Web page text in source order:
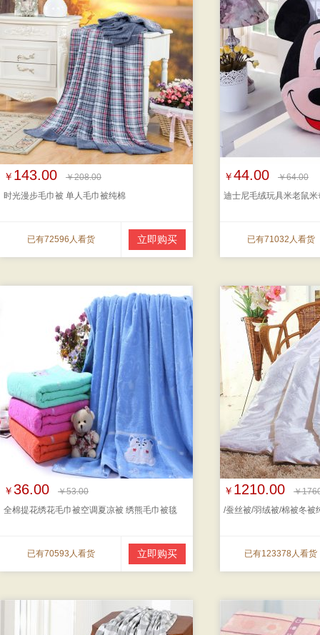
￥ 143.00
￥208.00
时光漫步毛巾被 单人毛巾被纯棉
已有72596人看货 立即购买
￥44.00
￥64.00
迪士尼毛绒玩具米老鼠米
已有71032人看货
￥36.00
￥53.00
全棉提花绣花毛巾被空调夏凉被 绣熊毛巾被毯
已有70593人看货 立即购买
￥ 1210.00
￥
/蚕丝被/羽绒被/棉被冬被
已有123378人看货